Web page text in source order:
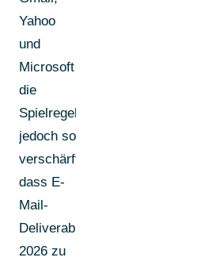
Yahoo
und
Microsoft
die
Spielregeln
jedoch so
verschärft,
dass E-
Mail-
Deliverability
2026 zu